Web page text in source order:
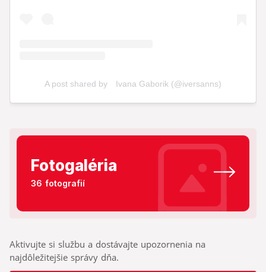
Fotogaléria
36 fotografií
Aktivujte si službu a dostávajte upozornenia na
najdôležitejšie správy dňa.